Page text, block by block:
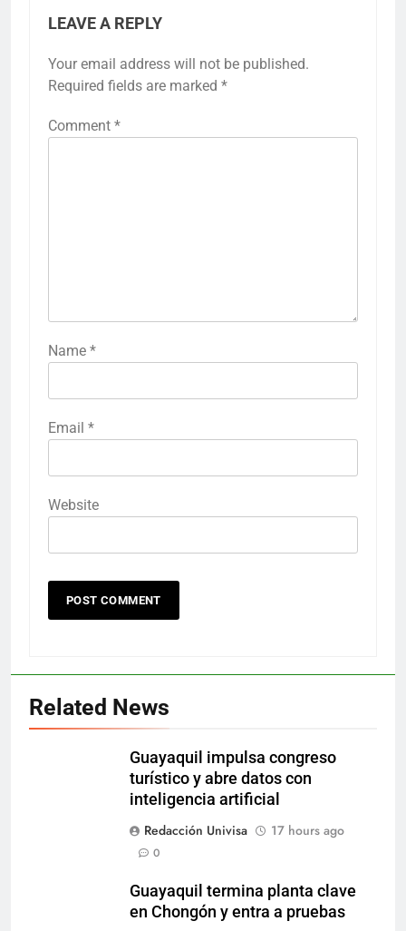
LEAVE A REPLY
Your email address will not be published.
Required fields are marked *
Comment *
Name *
Email *
Website
Related News
Guayaquil impulsa congreso
turístico y abre datos con
inteligencia artificial
Redacción Univisa
17 hours ago
0
Guayaquil termina planta clave
en Chongón y entra a pruebas